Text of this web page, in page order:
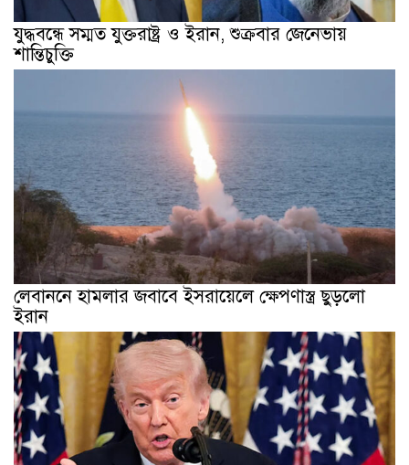
যুদ্ধবন্ধে সম্মত যুক্তরাষ্ট্র ও ইরান, শুক্রবার জেনেভায়
শান্তিচুক্তি
লেবাননে হামলার জবাবে ইসরায়েলে ক্ষেপণাস্ত্র ছুড়লো
ইরান